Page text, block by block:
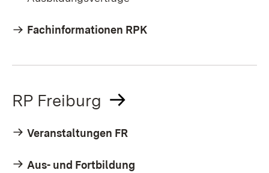
Fachinformationen RPK
RP Freiburg
Veranstaltungen FR
Aus- und Fortbildung